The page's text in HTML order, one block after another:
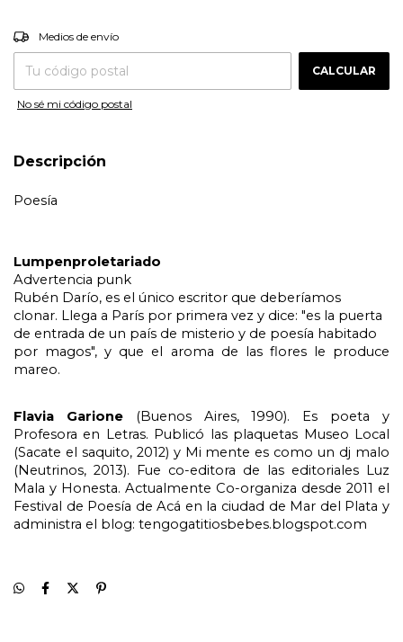
Entregas para el CP:
Medios de envío
CALCULAR
No sé mi código postal
Descripción
Poesía
Lumpenproletariado
Advertencia punk
Rubén Darío, es el único escritor que deberíamos
clonar. Llega a París por primera vez y dice: "es la puerta
de entrada de un país de misterio y de poesía habitado
por magos", y que el aroma de las flores le produce
mareo.
Flavia Garione (Buenos Aires, 1990). Es poeta y
Profesora en Letras. Publicó las plaquetas Museo Local
(Sacate el saquito, 2012) y Mi mente es como un dj malo
(Neutrinos, 2013). Fue co-editora de las editoriales Luz
Mala y Honesta. Actualmente Co-organiza desde 2011 el
Festival de Poesía de Acá en la ciudad de Mar del Plata y
administra el blog: tengogatitiosbebes.blogspot.com